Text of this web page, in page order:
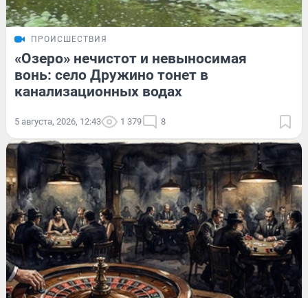
ПРОИСШЕСТВИЯ
«Озеро» нечистот и невыносимая
вонь: село Дружино тонет в
канализационных водах
5 августа, 2026, 12:43 1 379 8